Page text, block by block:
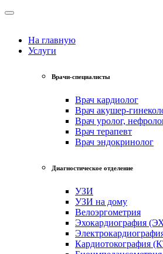
На главную
Услуги
Врачи-специалисты
Врач кардиолог
Врач акушер-
Врач уролог,
Врач терапевт
Врач эндокринолог
Диагностическое отделение
УЗИ
УЗИ на дому
Велоэргометрия
Эхокардиография
Кардиотокография